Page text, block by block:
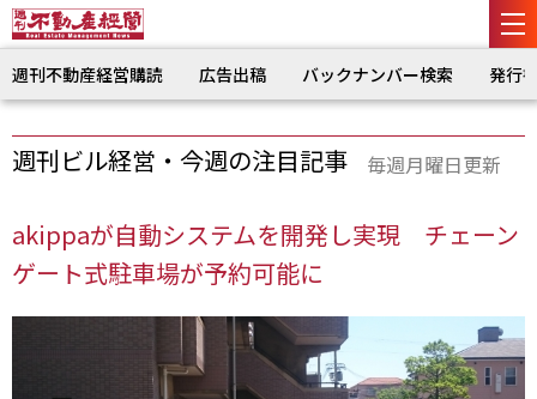
週刊不動産経営購読 広告出稿 バックナンバー検索 発行
週刊ビル経営・今週の注目記事 毎週月曜日更新
akippaが自動システムを開発し実現 チェーン
ゲート式駐車場が予約可能に